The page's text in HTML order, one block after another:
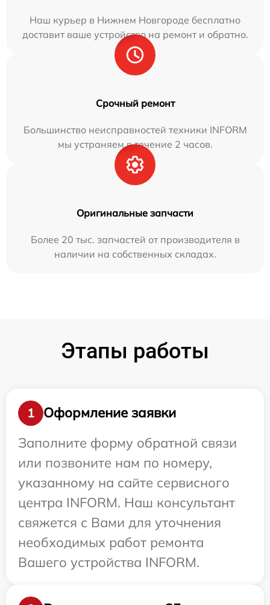
Наш курьер в Нижнем Новгороде бесплатно
доставит ваше устройство на ремонт и обратно.
Срочный ремонт
Большинство неисправностей техники INFORM
мы устраняем в течение 2 часов.
Оригинальные запчасти
Более 20 тыс. запчастей от производителя в
наличии на собственных складах.
Этапы работы
1
Оформление заявки
Заполните форму обратной связи
или позвоните нам по номеру,
указанному на сайте сервисного
центра INFORM. Наш консультант
свяжется с Вами для уточнения
необходимых работ ремонта
Вашего устройства INFORM.